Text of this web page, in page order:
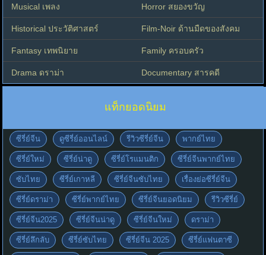
Musical เพลง Horror สยองขวัญ
Historical ประวัติศาสตร์ Film-Noir ด้านมืดของสังคม
Fantasy เทพนิยาย Family ครอบครัว
Drama ดราม่า Documentary สารคดี
แท็กยอดนิยม
ซีรี่ย์จีน ดูซีรี่ย์ออนไลน์ รีวิวซีรี่ย์จีน พากย์ไทย
ซีรี่ย์ใหม่ ซีรี่ย์น่าดู ซีรี่ย์โรแมนติก ซีรี่ย์จีนพากย์ไทย
ซับไทย ซีรี่ย์เกาหลี ซีรี่ย์จีนซับไทย เรื่องย่อซีรี่ย์จีน
ซีรี่ย์ดราม่า ซีรี่ย์พากย์ไทย ซีรี่ย์จีนยอดนิยม รีวิวซีรี่ย์
ซีรี่ย์จีน2025 ซีรี่ย์จีนน่าดู ซีรี่ย์จีนใหม่ ดราม่า
ซีรี่ย์ลึกลับ ซีรี่ย์ซับไทย ซีรี่ย์จีน 2025 ซีรี่ย์แฟนตาซี